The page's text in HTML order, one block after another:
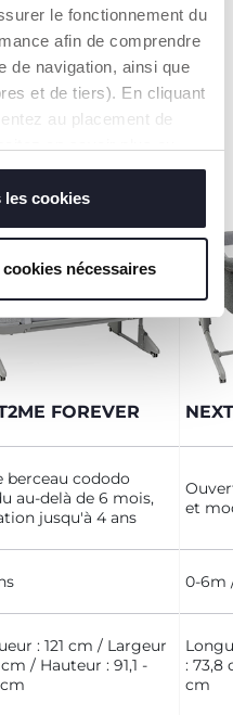
le fonctionnement du
afin de comprendre
de navigation, ainsi que
et de tiers). En cliquant
au placement de
de tous les
cliquez sur "afficher
vous consentez à
du service demandé.
cookies
nécessaires
s'adapter aux lits
à tiroirs.
FOREVER
berceau cododo
au-delà de 6 mois,
jusqu'à 4 ans
et
0-6m
: 121 cm / Largeur
/ Hauteur : 91,1 -
: 73,8
cm